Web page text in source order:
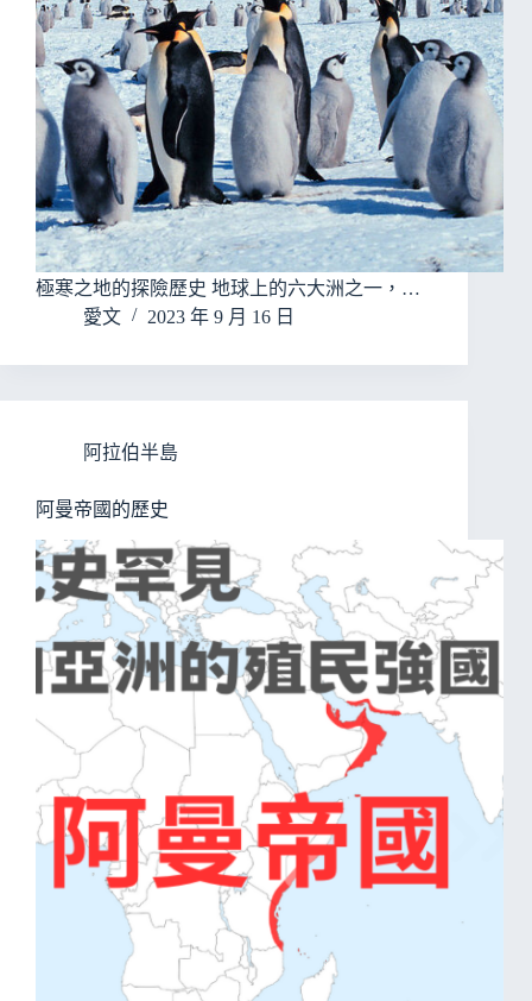
極寒之地的探險歷史 地球上的六大洲之一，…
愛文
2023 年 9 月 16 日
阿拉伯半島
阿曼帝國的歷史